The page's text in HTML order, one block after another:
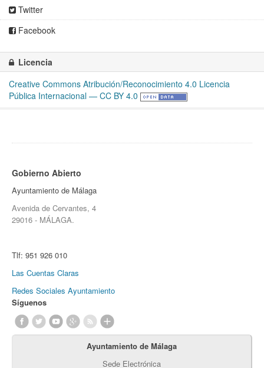
Twitter
Facebook
Licencia
Creative Commons Atribución/Reconocimiento 4.0 Licencia
Pública Internacional — CC BY 4.0
Gobierno Abierto
Ayuntamiento de Málaga
Avenida de Cervantes, 4
29016 - MÁLAGA.
Tlf: 951 926 010
Las Cuentas Claras
Redes Sociales Ayuntamiento
Síguenos
Ayuntamiento de Málaga
Sede Electrónica